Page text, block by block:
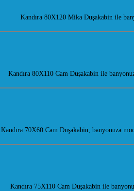
Kandıra 80X120 Mika Duşakabin ile
Kandıra 80X110 Cam Duşakabin ile
Kandıra 70X60 Cam Duşakabin, banyonuza
Kandıra 75X110 Cam Duşakabin ile